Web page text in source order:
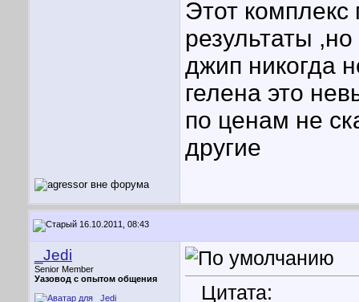
Этот
результаты
джип никогда
гелена это
по ценам не
другие
16.10.2011, 08:43
_Jedi
Senior Member
Уазовод с опытом общения
Цитата: